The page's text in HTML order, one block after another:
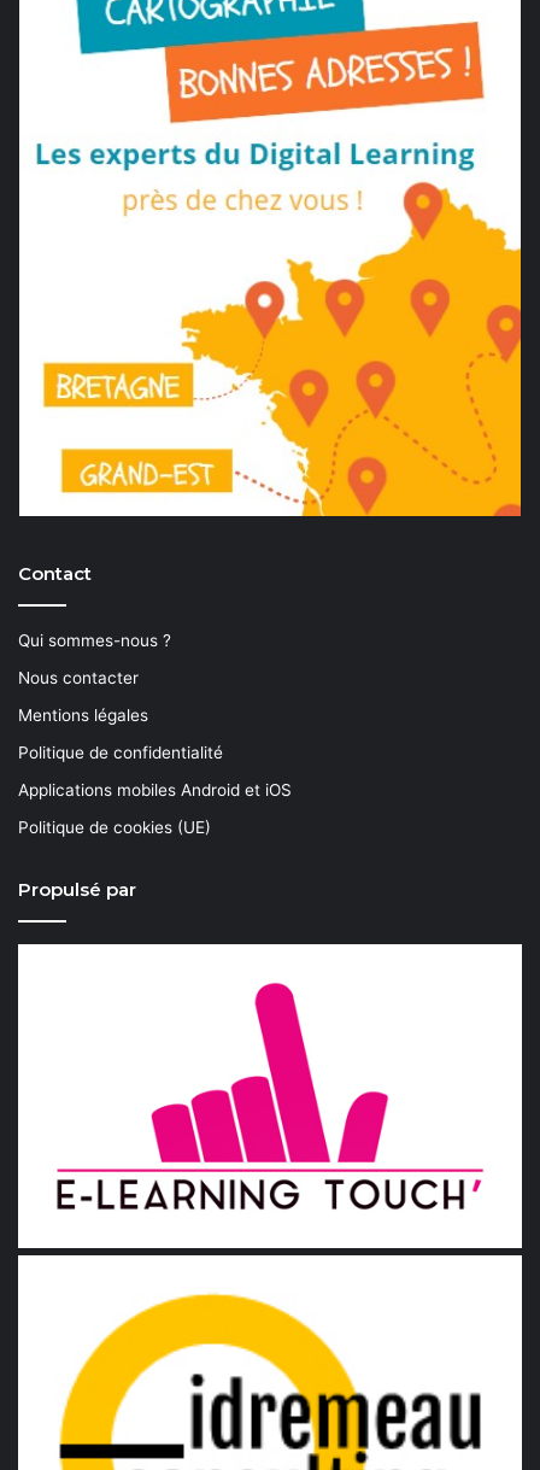
Contact
Qui sommes-nous ?
Nous contacter
Mentions légales
Politique de confidentialité
Applications mobiles Android et iOS
Politique de cookies (UE)
Propulsé par